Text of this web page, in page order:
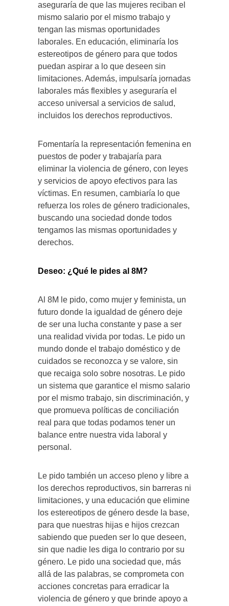
aseguraría de que las mujeres reciban el
mismo salario por el mismo trabajo y
tengan las mismas oportunidades
laborales. En educación, eliminaría los
estereotipos de género para que todos
puedan aspirar a lo que deseen sin
limitaciones. Además, impulsaría jornadas
laborales más flexibles y aseguraría el
acceso universal a servicios de salud,
incluidos los derechos reproductivos.
Fomentaría la representación femenina en
puestos de poder y trabajaría para
eliminar la violencia de género, con leyes
y servicios de apoyo efectivos para las
víctimas. En resumen, cambiaría lo que
refuerza los roles de género tradicionales,
buscando una sociedad donde todos
tengamos las mismas oportunidades y
derechos.
Deseo: ¿Qué le pides al 8M?
Al 8M le pido, como mujer y feminista, un
futuro donde la igualdad de género deje
de ser una lucha constante y pase a ser
una realidad vivida por todas. Le pido un
mundo donde el trabajo doméstico y de
cuidados se reconozca y se valore, sin
que recaiga solo sobre nosotras. Le pido
un sistema que garantice el mismo salario
por el mismo trabajo, sin discriminación, y
que promueva políticas de conciliación
real para que todas podamos tener un
balance entre nuestra vida laboral y
personal.
Le pido también un acceso pleno y libre a
los derechos reproductivos, sin barreras ni
limitaciones, y una educación que elimine
los estereotipos de género desde la base,
para que nuestras hijas e hijos crezcan
sabiendo que pueden ser lo que deseen,
sin que nadie les diga lo contrario por su
género. Le pido una sociedad que, más
allá de las palabras, se comprometa con
acciones concretas para erradicar la
violencia de género y que brinde apoyo a